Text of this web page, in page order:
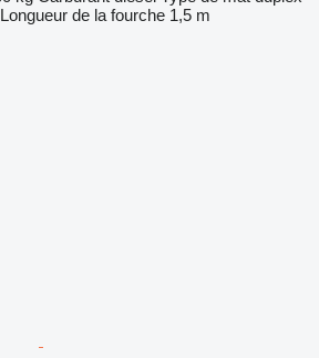
Longueur de la fourche 1,5 m